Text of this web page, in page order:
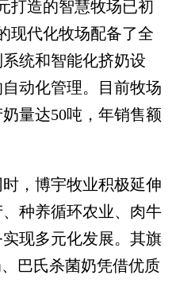
打造的智慧牧场已初
现代化牧场配备了全
统和智能化挤奶设
动化管理。目前牧场
量达50吨，年销售额
，博宇牧业积极延伸
种养循环农业、肉牛
现多元化发展。其旗
巴氏杀菌奶凭借优质